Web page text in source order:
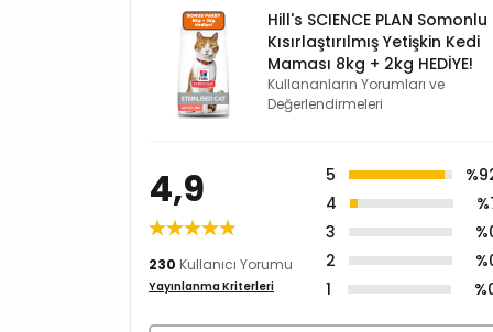
Hill's SCIENCE PLAN Somonlu
Kısırlaştırılmış Yetişkin Kedi
Maması 8kg + 2kg HEDİYE!
Kullananların Yorumları ve
Değerlendirmeleri
4,9
230 Kullanıcı Yorumu
Yayınlanma Kriterleri
5
4
3
2
1